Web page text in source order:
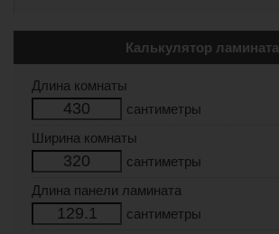
Калькулятор ламината
Длина комнаты
сантиметры
Ширина комнаты
сантиметры
Длина панели ламината
сантиметры